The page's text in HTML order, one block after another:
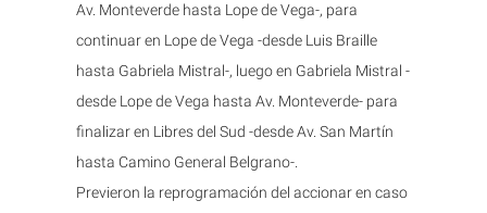
Av. Monteverde hasta Lope de Vega-, para
continuar en Lope de Vega -desde Luis Braille
hasta Gabriela Mistral-, luego en Gabriela Mistral -
desde Lope de Vega hasta Av. Monteverde- para
finalizar en Libres del Sud -desde Av. San Martín
hasta Camino General Belgrano-.
Previeron la reprogramación del accionar en caso